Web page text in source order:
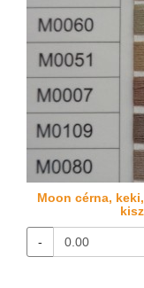
Moon cérna,
-